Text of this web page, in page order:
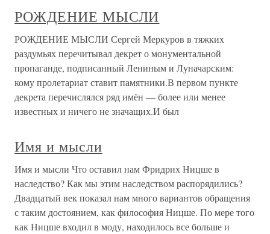
РОЖДЕНИЕ МЫСЛИ
РОЖДЕНИЕ МЫСЛИ Сергей Меркуров в тяжких
раздумьях перечитывал декрет о монументальной
пропаганде, подписанный Лениным и Луначарским:
кому пролетариат ставит памятники.В первом пункте
декрета перечислялся ряд имён — более или менее
известных и ничего не значащих.И был
Имя и мысли
Имя и мысли Что оставил нам Фридрих Ницше в
наследство? Как мы этим наследством распорядились?
Двадцатый век показал нам много вариантов обращения
с таким достоянием, как философия Ницше. По мере того
как Ницше входил в моду, находилось все больше и